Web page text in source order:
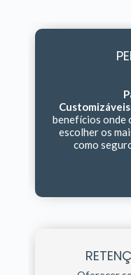
Customizáveis
benefícios onde
escolher os
como